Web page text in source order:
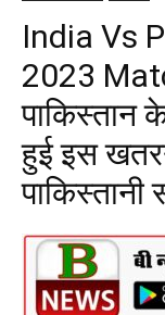
India Vs
2023
पाकिस्तान
हुई इस
पाकिस्तानी